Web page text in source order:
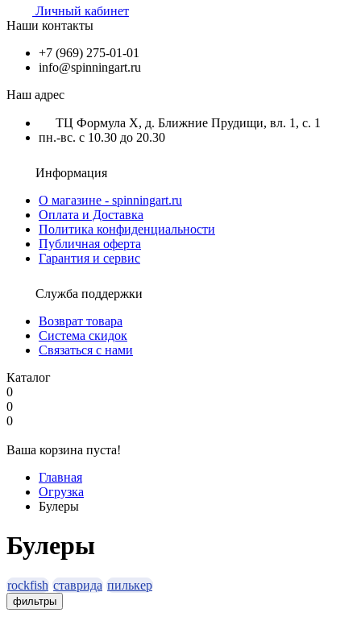
Личный кабинет
Наши контакты
+7 (969) 275-01-01
info@spinningart.ru
Наш адрес
ТЦ Формула X, д. Ближние Прудищи, вл. 1, с. 1
пн.-вс. с 10.30 до 20.30
Информация
О магазине - spinningart.ru
Оплата и Доставка
Политика конфиденциальности
Публичная оферта
Гарантия и сервис
Служба поддержки
Возврат товара
Система скидок
Связаться с нами
Каталог
0
0
0
Ваша корзина пуста!
Главная
Огрузка
Булеры
Булеры
rockfish ставрида пилькер
фильтры